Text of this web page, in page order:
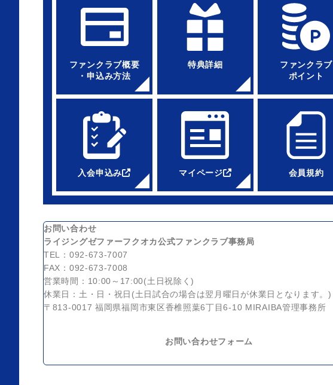
ファンクラブ概要
・申込み方法
特典詳細
ファンクラブ
ポイント
入会申込み マイページ 会員規約
お問い合わせ
ライジングゼファーフクオカ公式ファンクラブ事務局
TEL：092-673-7007
FAX：092-673-7008
営業時間：10:00～17:00(土日祝除く)
休業日：土・日・祝日(土日試合の場合は翌月曜日が休業日となります。)
〒813-0017 福岡県福岡市東区香椎照葉6丁目6-10 MIRAIBA管理事務所
お問い合わせフォーム